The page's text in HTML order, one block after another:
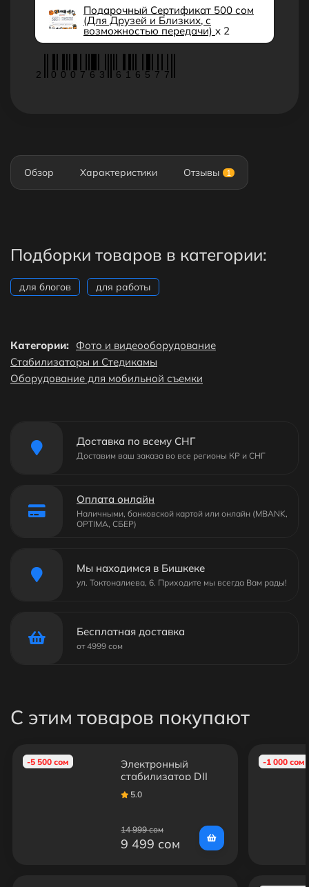
Подарочный Сертификат 500 сом
(Для Друзей и Близких, с
возможностью передачи) x 2
2 0 0 0 7 6 3 6 1 6 5 7 7
Обзор Характеристики Отзывы 1
Подборки товаров в категории:
для блогов для работы
Категории: Фото и видеооборудование
Cтабилизаторы и Cтедикамы
Оборудование для мобильной съемки
Доставка по всему СНГ
Доставим ваш заказа во все регионы КР и СНГ
Оплата онлайн
Наличными, банковской картой или онлайн (MBANK,
OPTIMA, СБЕР)
Мы находимся в Бишкеке
ул. Токтоналиева, 6. Приходите мы всегда Вам рады!
Бесплатная доставка
от 4999 сом
С этим товаров покупают
-5 500 сом
Электронный
стабилизатор DJI
Osmo Mobile SE
5.0
14 999 сом
9 499 сом
-1 000 сом